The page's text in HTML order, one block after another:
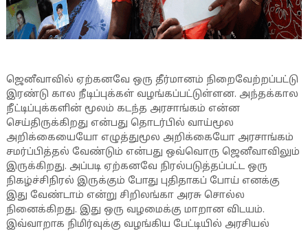
ஜெனீவாவில் ஏற்கனவே ஒரு தீர்மானம் நிறைவேற்றப்பட்டு
இரண்டு கால நீடிப்புக்கள் வழங்கப்பட்டுள்ளன. அந்தக்கால
நீட்டிப்புக்களின் மூலம் கடந்த அரசாங்கம் என்ன
செய்திருக்கிறது என்பது தொடர்பில் வாய்மூல
அறிக்கையையோ எழுத்துமூல அறிக்கையோ அரசாங்கம்
சமர்ப்பித்தல் வேண்டும் என்பது ஒவ்வொரு ஜெனீவாவிலும்
இருக்கிறது. அப்படி ஏற்கனவே நிரல்படுத்தப்பட்ட ஒரு
நிகழ்ச்சிநிரல் இருக்கும் போது புதிதாகப் போய் எனக்கு
இது வேண்டாம் என்று சிறிலங்கா அரசு சொல்ல
நினைக்கிறது. இது ஒரு வழமைக்கு மாறான விடயம்.
இவ்வாறாக நிமிர்வுக்கு வழங்கிய பேட்டியில் அரசியல்